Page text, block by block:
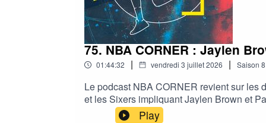
75. NBA CORNER : Jaylen
01:44:32 | vendredi 3 juillet 2026 | Saison 8
Le podcast NBA CORNER revient sur les
et les Sixers impliquant Jaylen Brown et
en cascade aux Lakers, avant d’évoquer
Play